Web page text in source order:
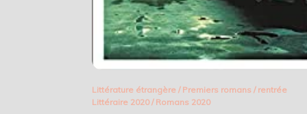
Littérature étrangère / Premiers romans / rentrée
Littéraire 2020/ Romans 2020